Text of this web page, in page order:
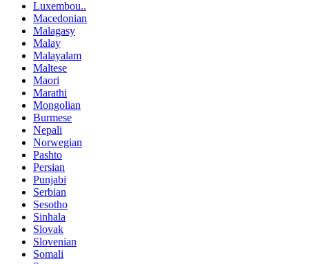
Luxembou..
Macedonian
Malagasy
Malay
Malayalam
Maltese
Maori
Marathi
Mongolian
Burmese
Nepali
Norwegian
Pashto
Persian
Punjabi
Serbian
Sesotho
Sinhala
Slovak
Slovenian
Somali